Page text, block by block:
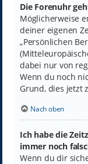
Die Forenuhr
Möglicherweise
deiner eigenen
„Persönlichen
dabei nur von
Wenn du noch
Grund, dies jetzt
Nach oben
Ich habe die
immer noch
Wenn du dir